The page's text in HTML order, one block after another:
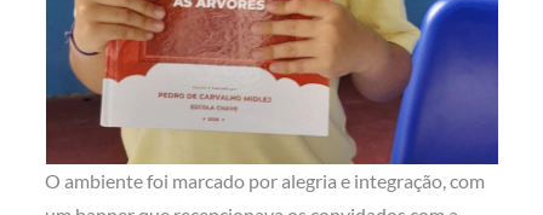
O ambiente foi marcado por alegria e integração, com